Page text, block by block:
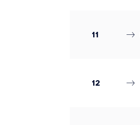
11
12